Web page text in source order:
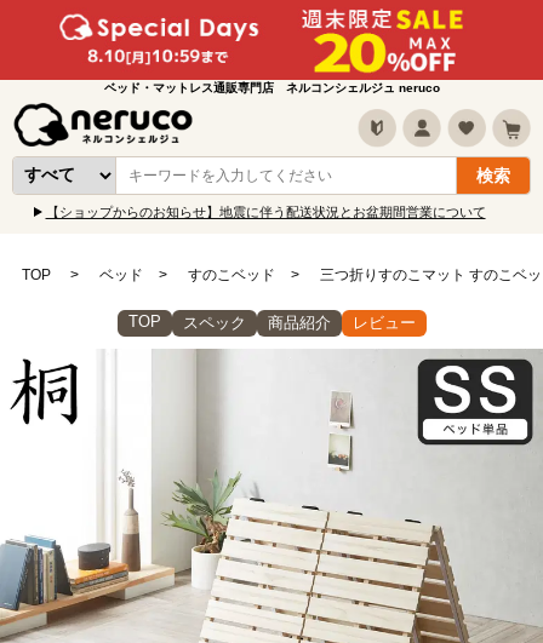
ベッド・マットレス通販専門店 ネルコンシェルジュ neruco
【ショップからのお知らせ】地震に伴う配送状況とお盆期間営業について
TOP ベッド すのこベッド 三つ折りすのこマット すのこベ
TOP スペック 商品紹介 レビュー